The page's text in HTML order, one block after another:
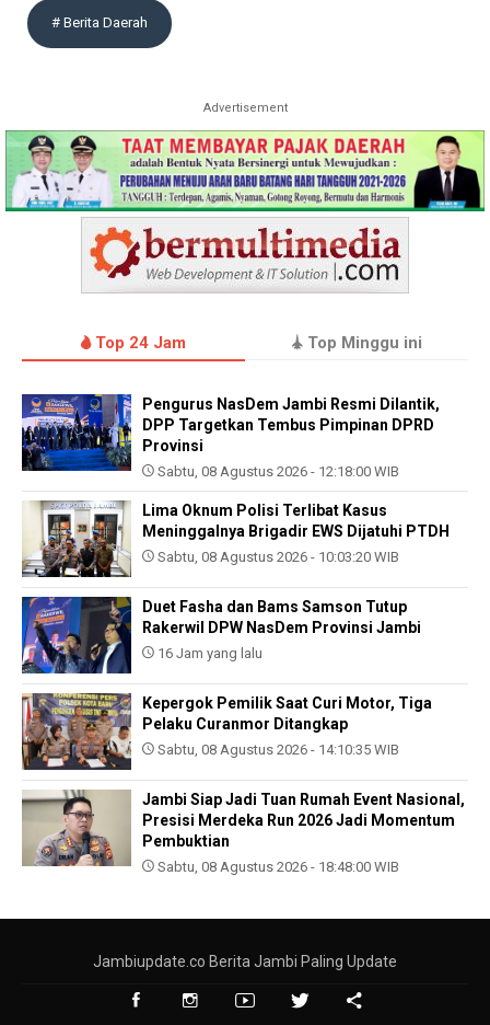
# Berita Daerah
Advertisement
Top 24 Jam Top Minggu ini
Pengurus NasDem Jambi Resmi Dilantik,
DPP Targetkan Tembus Pimpinan DPRD
Provinsi
Sabtu, 08 Agustus 2026 - 12:18:00 WIB
Lima Oknum Polisi Terlibat Kasus
Meninggalnya Brigadir EWS Dijatuhi PTDH
Sabtu, 08 Agustus 2026 - 10:03:20 WIB
Duet Fasha dan Bams Samson Tutup
Rakerwil DPW NasDem Provinsi Jambi
16 Jam yang lalu
Kepergok Pemilik Saat Curi Motor, Tiga
Pelaku Curanmor Ditangkap
Sabtu, 08 Agustus 2026 - 14:10:35 WIB
Jambi Siap Jadi Tuan Rumah Event Nasional,
Presisi Merdeka Run 2026 Jadi Momentum
Pembuktian
Sabtu, 08 Agustus 2026 - 18:48:00 WIB
Jambiupdate.co Berita Jambi Paling Update